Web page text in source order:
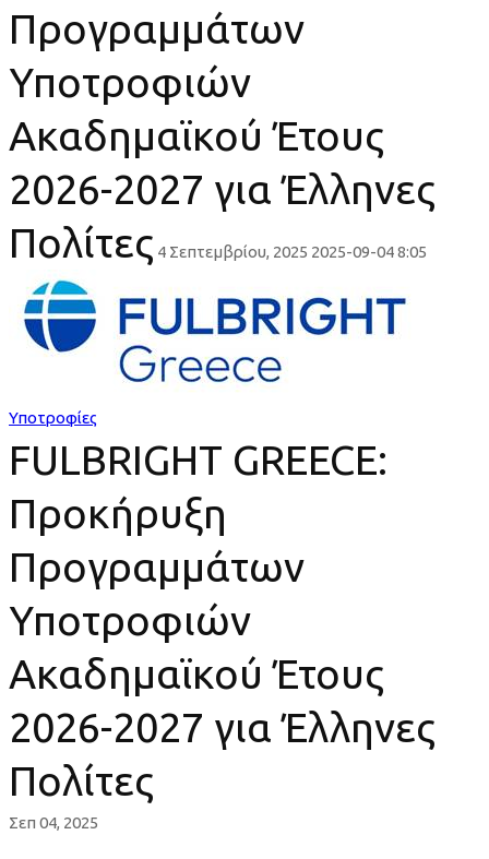
Προγραμμάτων
Υποτροφιών
Ακαδημαϊκού Έτους
2026-2027 για Έλληνες
Πολίτες 4 Σεπτεμβρίου, 2025 2025-09-04 8:05
FULBRIGHT
GREECE:
Προκήρυξη
Προγραμμάτων
Υποτροφιών
Ακαδημαϊκού
Έτους
2026-
2027
για
Έλληνες
Πολίτες
Υποτροφίες
FULBRIGHT GREECE:
Προκήρυξη
Προγραμμάτων
Υποτροφιών
Ακαδημαϊκού Έτους
2026-2027 για Έλληνες
Πολίτες
Σεπ 04, 2025